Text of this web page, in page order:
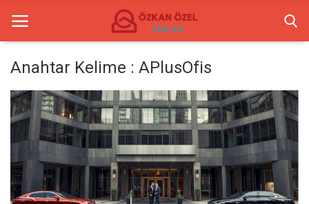
Anasayfa
İletişim
Ticari Merkezler
Ticari Gayrimenkul
Anahtar Kelime : APlusOfis